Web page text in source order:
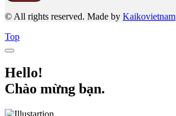
© All rights reserved. Made by Kaikovietnam
Top
Hello!
Chào mừng bạn.